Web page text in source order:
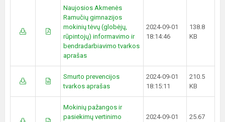
Naujosios Akmenės
Ramučių gimnazijos
mokinių tėvų (globėjų,
rūpintojų) informavimo ir
bendradarbiavimo tvarkos
aprašas
2024-09-01
18:14:46
138.8
KB
Smurto prevencijos
tvarkos aprašas
2024-09-01
18:15:11
210.5
KB
Mokinių pažangos ir
pasiekimų vertinimo
2024-09-01
25.67